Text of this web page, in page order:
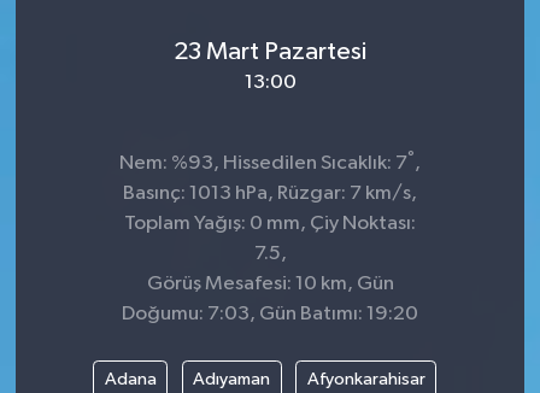
23 Mart Pazartesi
13:00
Nem: %93, Hissedilen Sıcaklık: 7° ,
Basınç: 1013 hPa, Rüzgar: 7 km/s,
Toplam Yağış: 0 mm, Çiy Noktası:
7.5,
Görüş Mesafesi: 10 km, Gün
Doğumu: 7:03, Gün Batımı: 19:20
Adana Adıyaman Afyonkarahisar